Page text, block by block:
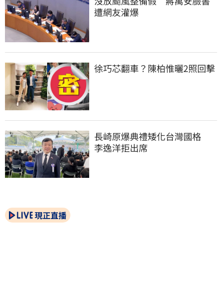
遭網友灌爆
徐巧芯翻車？陳柏惟曬2照回擊
長崎原爆典禮矮化台灣國格
李逸洋拒出席
現正直播